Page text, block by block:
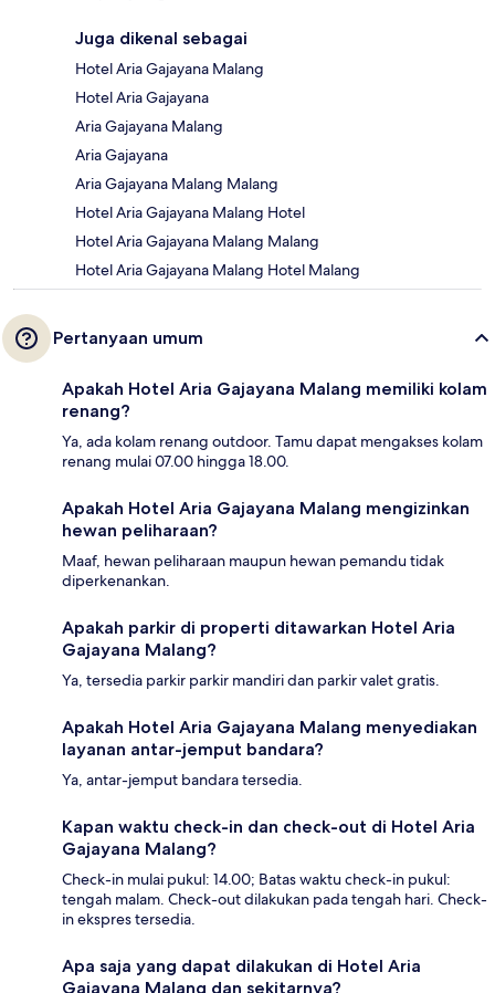
Juga dikenal sebagai
Hotel Aria Gajayana Malang
Hotel Aria Gajayana
Aria Gajayana Malang
Aria Gajayana
Aria Gajayana Malang Malang
Hotel Aria Gajayana Malang Hotel
Hotel Aria Gajayana Malang Malang
Hotel Aria Gajayana Malang Hotel Malang
Pertanyaan umum
Apakah Hotel Aria Gajayana Malang memiliki kolam
renang?
Ya, ada kolam renang outdoor. Tamu dapat mengakses kolam
renang mulai 07.00 hingga 18.00.
Apakah Hotel Aria Gajayana Malang mengizinkan
hewan peliharaan?
Maaf, hewan peliharaan maupun hewan pemandu tidak
diperkenankan.
Apakah parkir di properti ditawarkan Hotel Aria
Gajayana Malang?
Ya, tersedia parkir parkir mandiri dan parkir valet gratis.
Apakah Hotel Aria Gajayana Malang menyediakan
layanan antar-jemput bandara?
Ya, antar-jemput bandara tersedia.
Kapan waktu check-in dan check-out di Hotel Aria
Gajayana Malang?
Check-in mulai pukul: 14.00; Batas waktu check-in pukul:
tengah malam. Check-out dilakukan pada tengah hari. Check-
in ekspres tersedia.
Apa saja yang dapat dilakukan di Hotel Aria
Gajayana Malang dan sekitarnya?